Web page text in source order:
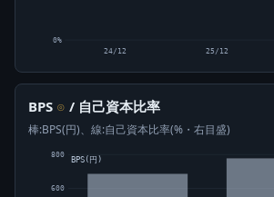
0%
24/12 25/12
BPS ⊙ / 自己資本比率
棒:BPS(円)、線:自己資本比率(%・右目盛)
600
800
BPS(円)